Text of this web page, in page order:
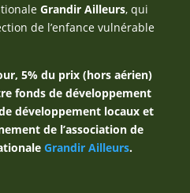
Grandir Ailleurs, qui
de l’enfance vulnérable
5% du prix (hors aérien)
fonds de développement
développement locaux et
de l’association de
Grandir Ailleurs.